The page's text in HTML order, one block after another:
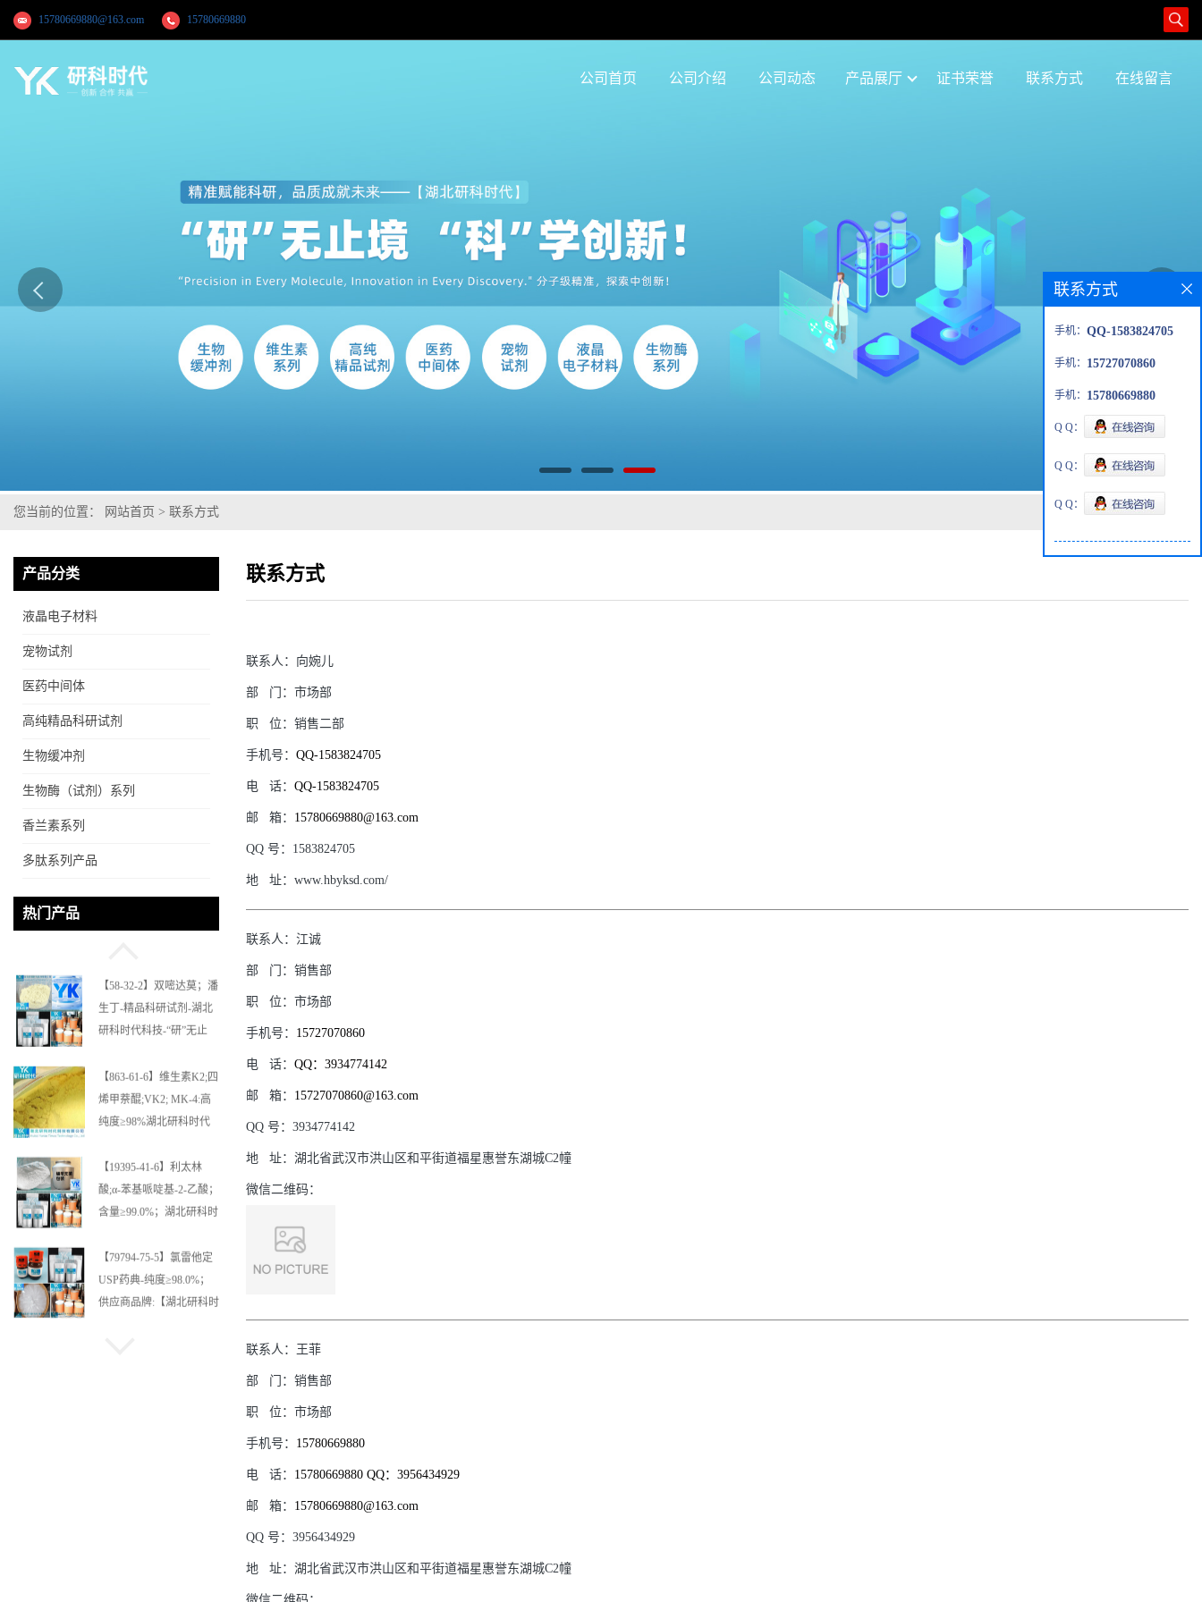
15780669880@163.com 15780669880
公司首页 公司介绍 公司动态 产品展厅 证书荣誉 联系方式 在线留言
您当前的位置： 网站首页 > 联系方式
产品分类
液晶电子材料
宠物试剂
医药中间体
高纯精品科研试剂
生物缓冲剂
生物酶（试剂）系列
香兰素系列
多肽系列产品
热门产品
【364622-82-2】多尼培南
境;“科”学创新！支持三方
验证；支持定制；检测图
谱；MSDS等技术支持！
【58-32-2】双嘧达莫；潘
生丁-精品科研试剂-湖北
研科时代科技-“研”无止
验证；支持定制；检测图
谱；MSDS等技术支持！
【863-61-6】维生素K2;四
烯甲萘醌;VK2; MK-4:高
纯度≥98%湖北研科时代
持出口-支持三方验证 -业
务咨询联系-王菲
【19395-41-6】利太林
酸;α-苯基哌啶基-2-乙酸；
含量≥99.0%；湖北研科时
创新！支持三方验证；支
持定制；检测图谱；
MSDS等技术支持！
【79794-75-5】氯雷他定
USP药典-纯度≥98.0%；
供应商品牌:【湖北研科时
联系方式
联系人： 向婉儿
部 门： 市场部
职 位： 销售二部
手机号： QQ-1583824705
电 话： QQ-1583824705
邮 箱： 15780669880@163.com
QQ 号： 1583824705
地 址： www.hbyksd.com/
联系人： 江诚
部 门： 销售部
职 位： 市场部
手机号： 15727070860
电 话： QQ：3934774142
邮 箱： 15727070860@163.com
QQ 号： 3934774142
地 址： 湖北省武汉市洪山区和平街道福星惠誉东湖城C2幢
微信二维码：
联系人： 王菲
部 门： 销售部
职 位： 市场部
手机号： 15780669880
电 话： 15780669880 QQ：3956434929
邮 箱： 15780669880@163.com
QQ 号： 3956434929
地 址： 湖北省武汉市洪山区和平街道福星惠誉东湖城C2幢
联系方式
手机： QQ-1583824705
手机： 15727070860
手机： 15780669880
Q Q：
Q Q：
Q Q：